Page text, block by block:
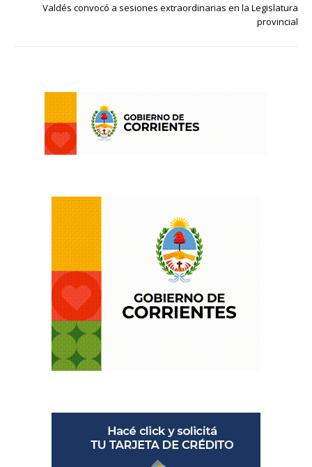
Valdés convocó a sesiones extraordinarias en la Legislatura
provincial